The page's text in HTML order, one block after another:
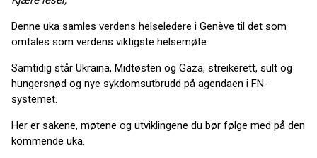
Denne uka samles verdens helseledere i Genève til det som
omtales som verdens viktigste helsemøte.
Samtidig står Ukraina, Midtøsten og Gaza, streikerett, sult og
hungersnød og nye sykdomsutbrudd på agendaen i FN-
systemet.
Her er sakene, møtene og utviklingene du bør følge med på den
kommende uka.